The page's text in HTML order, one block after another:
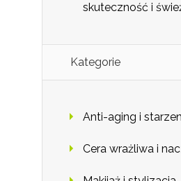
skuteczność i
Kategorie
Anti-aging i
Cera wrażliwa i